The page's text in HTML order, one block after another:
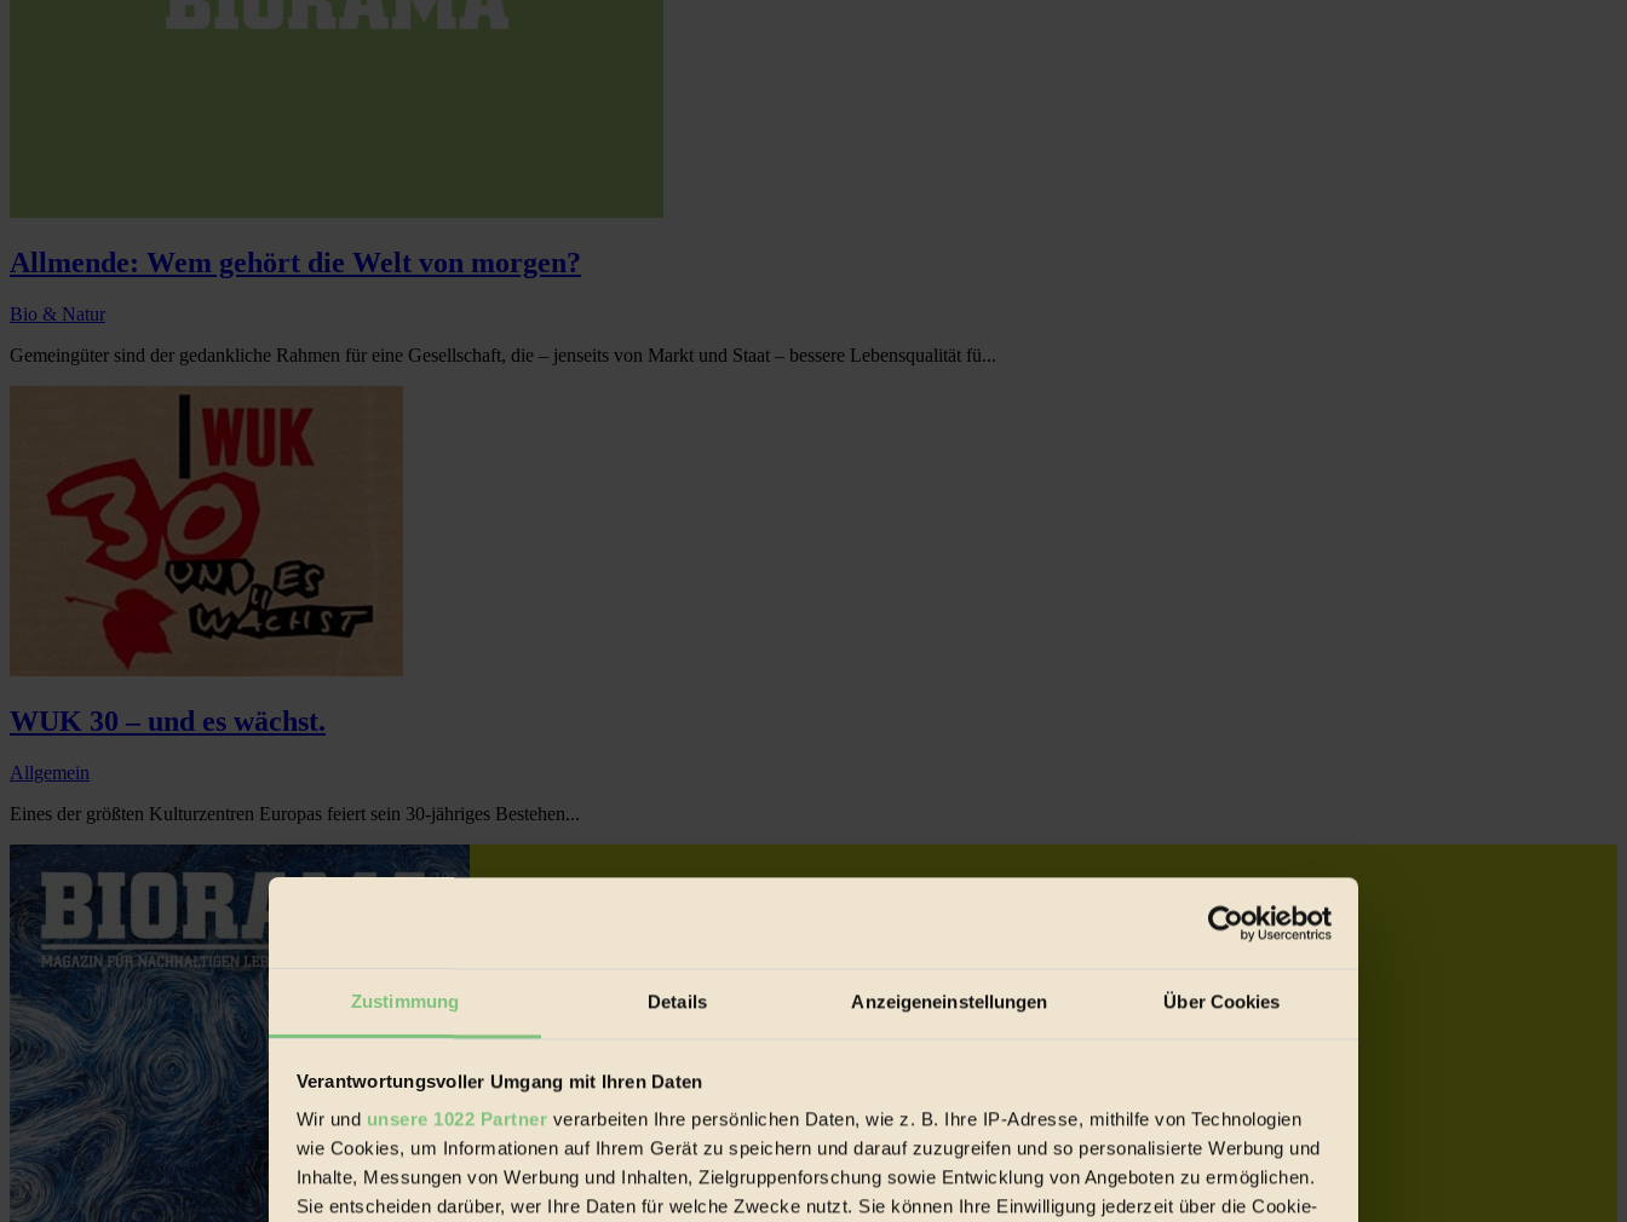
Zustimmung Details Anzeigeneinstellungen Über Cookies
Verantwortungsvoller Umgang mit Ihren Daten
Wir und unsere 1022 Partner verarbeiten Ihre persönlichen Daten, wie z. B. Ihre IP-Adresse, mithilfe von Technologien
wie Cookies, um Informationen auf Ihrem Gerät zu speichern und darauf zuzugreifen und so personalisierte Werbung und
Inhalte, Messungen von Werbung und Inhalten, Zielgruppenforschung sowie Entwicklung von Angeboten zu ermöglichen.
Sie entscheiden darüber, wer Ihre Daten für welche Zwecke nutzt. Sie können Ihre Einwilligung jederzeit über die Cookie-
Allmende: Wem gehört die Welt von morgen?
Bio & Natur
Gemeingüter sind der gedankliche Rahmen für eine Gesellschaft, die – jenseits von Markt und Staat – bessere Lebensqualität fü...
WUK 30 – und es wächst.
Allgemein
Eines der größten Kulturzentren Europas feiert sein 30-jähriges Bestehen...